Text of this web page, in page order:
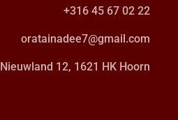
+316 45 67 02 22
oratainadee7@gmail.com
Nieuwland 12, 1621 HK Hoorn